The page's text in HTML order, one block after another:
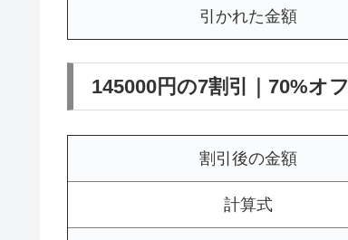
引かれた金額
145000円の7割引｜70%オフ
割引後の金額
計算式